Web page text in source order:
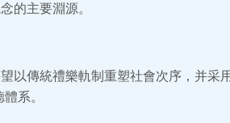
的主要淵源。
以傳統禮樂軌制重塑社會次序，并采
系。